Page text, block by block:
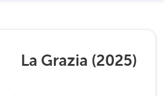
La Grazia (2025)